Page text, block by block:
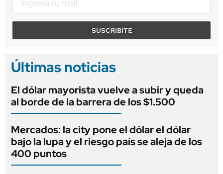
SUSCRIBITE
Últimas noticias
El dólar mayorista vuelve a subir y queda
al borde de la barrera de los $1.500
Mercados: la city pone el dólar el dólar
bajo la lupa y el riesgo país se aleja de los
400 puntos